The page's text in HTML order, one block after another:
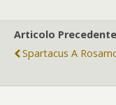
Articolo Precedente
Spartacus A